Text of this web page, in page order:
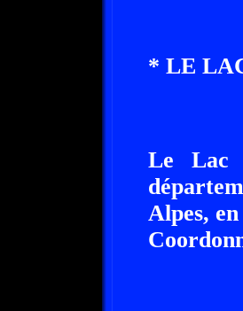
* LE
Le Lac
Alpes,